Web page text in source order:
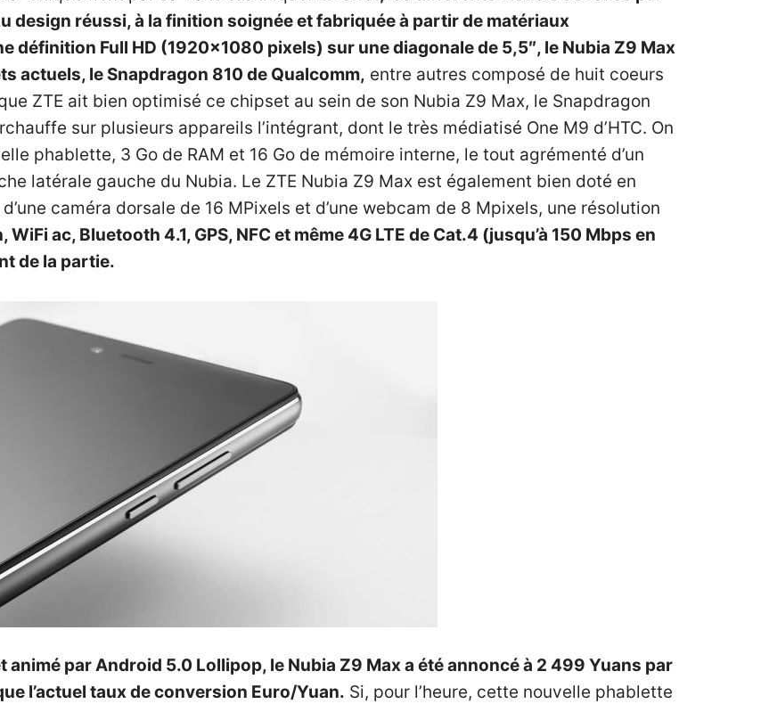
design réussi, à la finition soignée et fabriquée à partir de matériaux
définition Full HD (1920×1080 pixels) sur une diagonale de 5,5″, le Nubia Z9 Max
actuels, le Snapdragon 810 de Qualcomm, entre autres composé de huit coeurs
ZTE ait bien optimisé ce chipset au sein de son Nubia Z9 Max, le Snapdragon
sur plusieurs appareils l’intégrant, dont le très médiatisé One M9 d’HTC. On
phablette, 3 Go de RAM et 16 Go de mémoire interne, le tout agrémenté d’un
latérale gauche du Nubia. Le ZTE Nubia Z9 Max est également bien doté en
caméra dorsale de 16 MPixels et d’une webcam de 8 Mpixels, une résolution
WiFi ac, Bluetooth 4.1, GPS, NFC et même 4G LTE de Cat.4 (jusqu’à 150 Mbps en
de la partie.
par Android 5.0 Lollipop, le Nubia Z9 Max a été annoncé à 2 499 Yuans par
l’actuel taux de conversion Euro/Yuan. Si, pour l’heure, cette nouvelle phablette